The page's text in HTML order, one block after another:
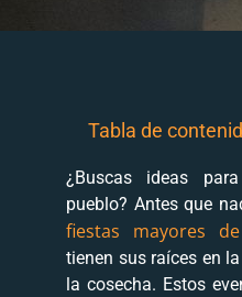
Tabla de
¿Buscas ideas
pueblo? Antes que
fiestas mayores
tienen sus raíces en
la cosecha. Estos